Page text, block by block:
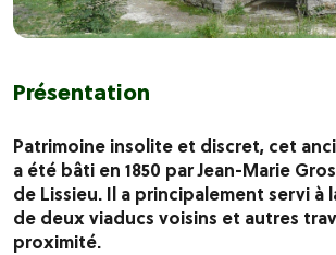
Présentation
Patrimoine insolite et discret, cet
a été bâti en 1850 par Jean-Marie
de Lissieu. Il a principalement servi à
de deux viaducs voisins et autres
proximité.